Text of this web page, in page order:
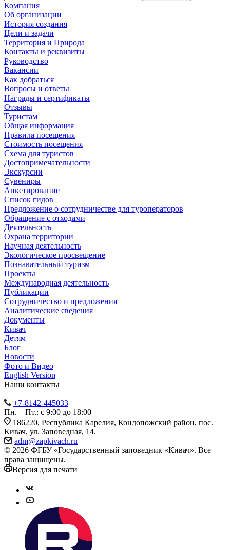
Компания
Об организации
История создания
Цели и задачи
Территория и Природа
Контакты и реквизиты
Руководство
Вакансии
Как добраться
Вопросы и ответы
Награды и сертификаты
Отзывы
Туристам
Общая информация
Правила посещения
Стоимость посещения
Схема для туристов
Достопримечательности
Экскурсии
Сувениры
Анкетирование
Список гидов
Предложение о сотрудничестве для туроператоров
Обращение с отходами
Деятельность
Охрана территории
Научная деятельность
Экологическое просвещение
Познавательный туризм
Проекты
Международная деятельность
Публикации
Сотрудничество и предложения
Аналитические сведения
Документы
Кивач
Детям
Блог
Новости
Фото и Видео
English Version
Наши контакты
+7-8142-445033
Пн. – Пт.: с 9:00 до 18:00
186220, Республика Карелия, Кондопожский район, пос.
Кивач, ул. Заповедная, 14.
adm@zapkivach.ru
© 2026 ФГБУ «Государственный заповедник «Кивач». Все
права защищены.
Версия для печати